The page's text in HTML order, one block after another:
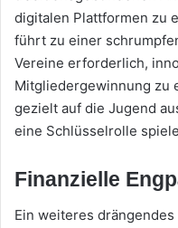
digitalen Plattformen zu
führt zu einer
Vereine erforderlich,
Mitgliedergewinnung zu
gezielt auf die Jugend
eine Schlüsselrolle
Finanzielle
Ein weiteres